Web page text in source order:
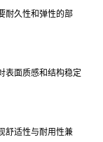
耐久性和弹性的部
表面质感和结构稳定
舒适性与耐用性兼